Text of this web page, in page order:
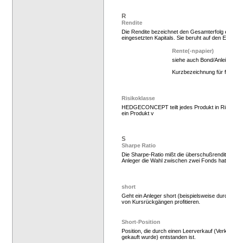
R
Rendite
Die Rendite bezeichnet den
eingesetzten Kapitals. Sie beruht auf den
Rente(-npapier)
siehe auch Bond/
Kurzbezeichnung für
Risikoklasse
HEDGECONCEPT teilt jedes Produkt in
ein Produkt v
S
Sharpe Ratio
Die Sharpe-Ratio mißt die
Anleger die Wahl zwischen zwei Fonds
short
Geht ein Anleger short (beispielsweise
von Kursrückgängen profitieren.
Short-Position
Position, die durch einen Leerverkauf
gekauft wurde) entstanden ist.